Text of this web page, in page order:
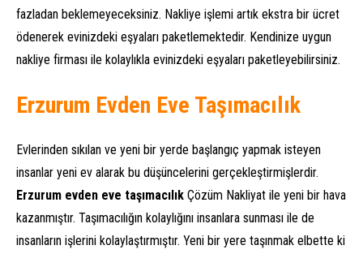
fazladan beklemeyeceksiniz. Nakliye işlemi artık ekstra bir ücret
ödenerek evinizdeki eşyaları paketlemektedir. Kendinize uygun
nakliye firması ile kolaylıkla evinizdeki eşyaları paketleyebilirsiniz.
Erzurum Evden Eve Taşımacılık
Evlerinden sıkılan ve yeni bir yerde başlangıç yapmak isteyen
insanlar yeni ev alarak bu düşüncelerini gerçekleştirmişlerdir.
Erzurum evden eve taşımacılık Çözüm Nakliyat ile yeni bir hava
kazanmıştır. Taşımacılığın kolaylığını insanlara sunması ile de
insanların işlerini kolaylaştırmıştır. Yeni bir yere taşınmak elbette ki